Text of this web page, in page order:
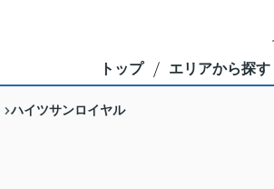
トップ エリアから探す
ハイツサンロイヤル